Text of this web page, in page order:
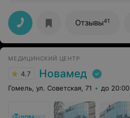
Владимировне
Отзывы41
МЕДИЦИНСКИЙ ЦЕНТР
4.7 Новамед
Гомель, ул. Советская, 71 до 20:00